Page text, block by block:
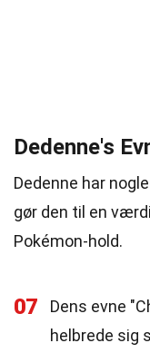
Dedenne's
Dedenne har
gør den til en
Pokémon-hold.
07
Dens evne
helbrede sig